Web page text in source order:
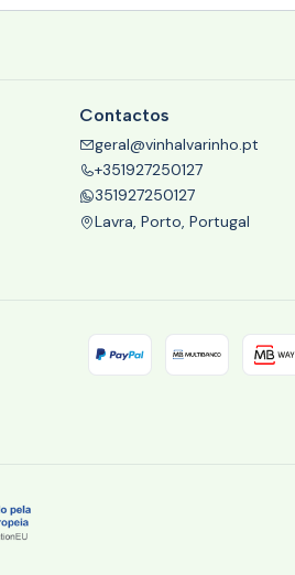
Contactos
geral@vinhalvarinho.pt
+351927250127
351927250127
Lavra, Porto, Portugal